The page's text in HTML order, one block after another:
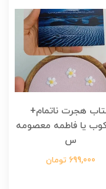
هجرت ناتمام+
یا فاطمه معصومه
س
699,000 تومان